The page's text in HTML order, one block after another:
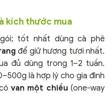
kích thước mua
tốt nhất dùng cà phê
để giữ hương tươi nhất.
đủ dùng trong 1–2 tuần.
là hợp lý cho gia đình
van một chiều (one-way